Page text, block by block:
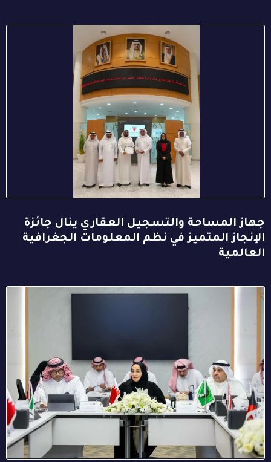
جهاز المساحة والتسجيل العقاري ينال جائزة
الإنجاز المتميز في نظم المعلومات الجغرافية
العالمية